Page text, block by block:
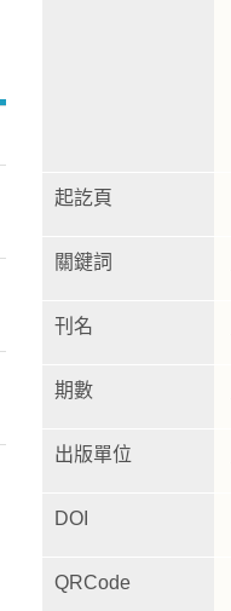
起訖頁
關鍵詞
刊名
期數
出版單位
DOI
QRCode